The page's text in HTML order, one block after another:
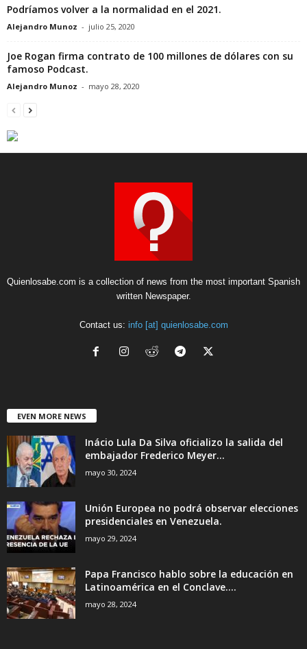
Podríamos volver a la normalidad en el 2021.
Alejandro Munoz - julio 25, 2020
Joe Rogan firma contrato de 100 millones de dólares con su
famoso Podcast.
Alejandro Munoz - mayo 28, 2020
Quienlosabe.com is a collection of news from the most important Spanish
written Newspaper.
Contact us: info [at] quienlosabe.com
EVEN MORE NEWS
Inácio Lula Da Silva oficializo la salida del
embajador Frederico Meyer...
mayo 30, 2024
Unión Europea no podrá observar elecciones
presidenciales en Venezuela.
mayo 29, 2024
Papa Francisco hablo sobre la educación en
Latinoamérica en el Conclave....
mayo 28, 2024